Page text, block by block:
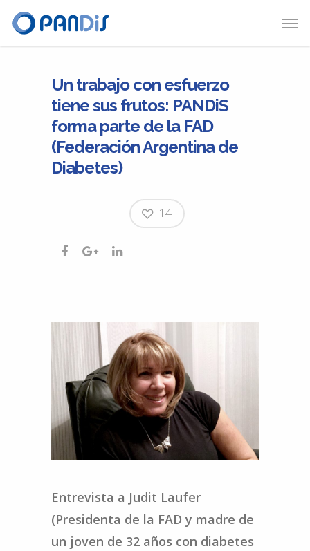
Un trabajo con esfuerzo
tiene sus frutos: PANDiS
forma parte de la FAD
(Federación Argentina de
Diabetes)
14
Entrevista a Judit Laufer
(Presidenta de la FAD y madre de
un joven de 32 años con diabetes